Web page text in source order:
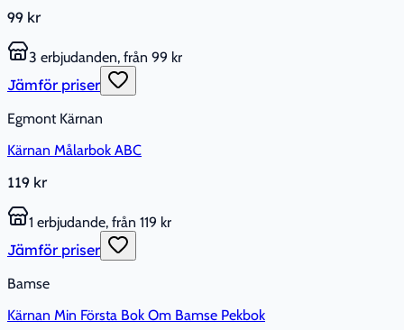
99 kr
3 erbjudanden, från 99 kr
Jämför priser
Egmont Kärnan
Kärnan Målarbok ABC
119 kr
1 erbjudande, från 119 kr
Jämför priser
Bamse
Kärnan Min Första Bok Om Bamse Pekbok